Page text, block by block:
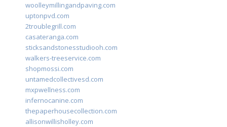
woolleymillingandpaving.com
uptonpvd.com
2troublegrill.com
casateranga.com
sticksandstonesstudiooh.com
walkers-treeservice.com
shopmossi.com
untamedcollectivesd.com
mxpwellness.com
infernocanine.com
thepaperhousecollection.com
allisonwillisholley.com